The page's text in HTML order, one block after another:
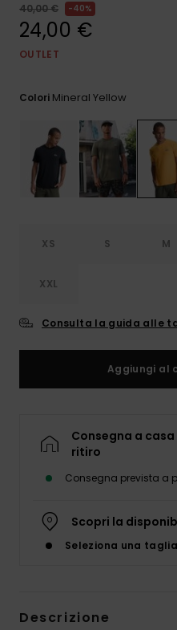
40,00 €
40%
24,00 €
OUTLET
Colori Mineral Yellow
XS S M
XXL
Consulta la guida alle
Aggiungi al
Consegna a
ritiro
Consegna prevista a
Scopri la
Seleziona una taglia
Descrizione